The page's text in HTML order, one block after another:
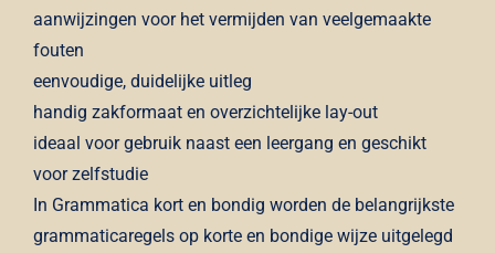
aanwijzingen voor het vermijden van veelgemaakte
fouten
eenvoudige, duidelijke uitleg
handig zakformaat en overzichtelijke lay-out
ideaal voor gebruik naast een leergang en geschikt
voor zelfstudie
In Grammatica kort en bondig worden de belangrijkste
grammaticaregels op korte en bondige wijze uitgelegd